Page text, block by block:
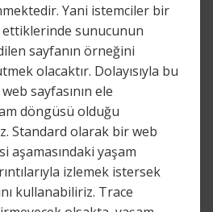
Yani istemciler bir
ettiklerinde sunucunun
sayfanın örneğini
olacaktır. Dolayısıyla bu
sayfasının ele
döngüsü olduğu
Standard olarak bir web
aşamasındaki yaşam
izlemek istersek
kullanabiliriz. Trace